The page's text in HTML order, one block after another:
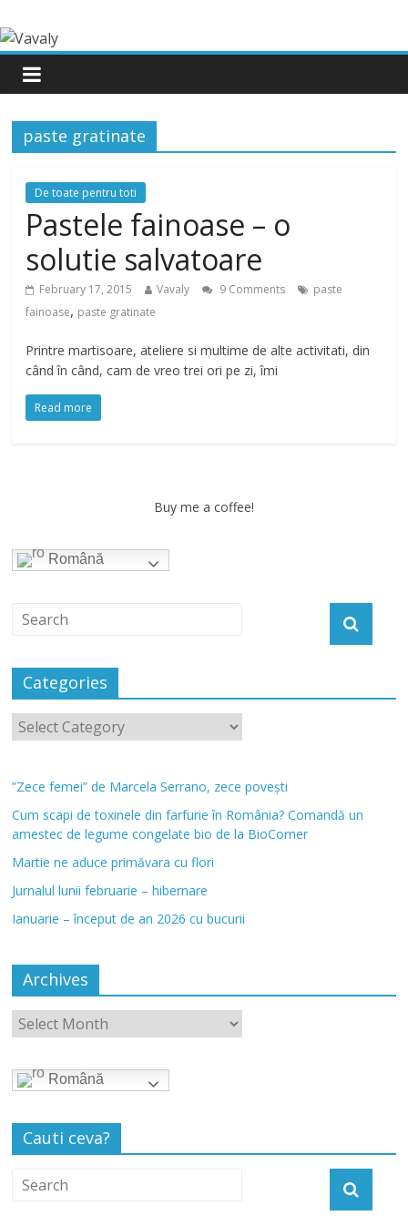
paste gratinate
De toate pentru toti
Pastele fainoase – o
solutie salvatoare
February 17, 2015 Vavaly 9 Comments
paste
fainoase, paste gratinate
Printre martisoare, ateliere si multime de alte activitati, din
când în când, cam de vreo trei ori pe zi, îmi
Read more
Buy me a coffee!
Română
Categories
”Zece femei” de Marcela Serrano, zece povești
Cum scapi de toxinele din farfurie în România? Comandă un
amestec de legume congelate bio de la BioCorner
Martie ne aduce primăvara cu flori
Jurnalul lunii februarie – hibernare
Ianuarie – început de an 2026 cu bucurii
Archives
Română
Cauti ceva?